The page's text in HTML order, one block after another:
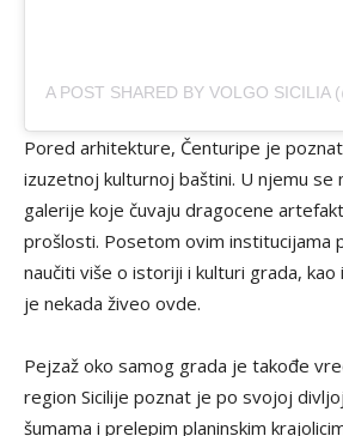
A POST SHARED BY VOLGO SICILIA
Pored arhitekture, Čenturipe je
izuzetnoj kulturnoj baštini. U njemu se
galerije koje čuvaju dragocene
prošlosti. Posetom ovim institucijama
naučiti više o istoriji i kulturi grada,
je nekada živeo ovde.
Pejzaž oko samog grada je takođe
region Sicilije poznat je po svojoj
šumama i prelepim planinskim